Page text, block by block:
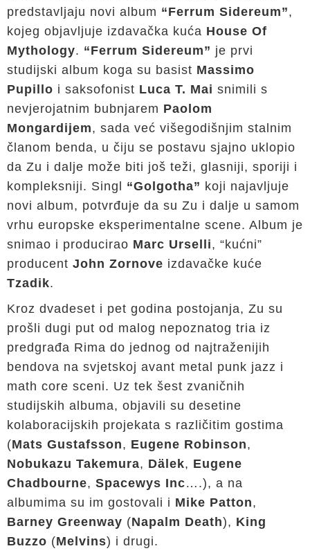
predstavljaju novi album “Ferrum Sidereum”,
kojeg objavljuje izdavačka kuća House Of
Mythology. “Ferrum Sidereum” je prvi
studijski album koga su basist Massimo
Pupillo i saksofonist Luca T. Mai snimili s
nevjerojatnim bubnjarem Paolom
Mongardijem, sada već višegodišnjim stalnim
članom benda, u čiju se postavu sjajno uklopio
da Zu i dalje može biti još teži, glasniji, sporiji i
kompleksniji. Singl “Golgotha” koji najavljuje
novi album, potvrđuje da su Zu i dalje u samom
vrhu europske eksperimentalne scene. Album je
snimao i producirao Marc Urselli, “kućni”
producent John Zornove izdavačke kuće
Tzadik.
Kroz dvadeset i pet godina postojanja, Zu su
prošli dugi put od malog nepoznatog tria iz
predgrađa Rima do jednog od najtraženijih
bendova na svjetskoj avant metal punk jazz i
math core sceni. Uz tek šest zvaničnih
studijskih albuma, objavili su desetine
kolaboracijskih projekata s različitim gostima
(Mats Gustafsson, Eugene Robinson,
Nobukazu Takemura, Dälek, Eugene
Chadbourne, Spacewys Inc….), a na
albumima su im gostovali i Mike Patton,
Barney Greenway (Napalm Death), King
Buzzo (Melvins) i drugi.